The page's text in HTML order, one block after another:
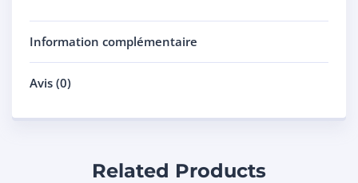
Information complémentaire
Avis (0)
Related Products